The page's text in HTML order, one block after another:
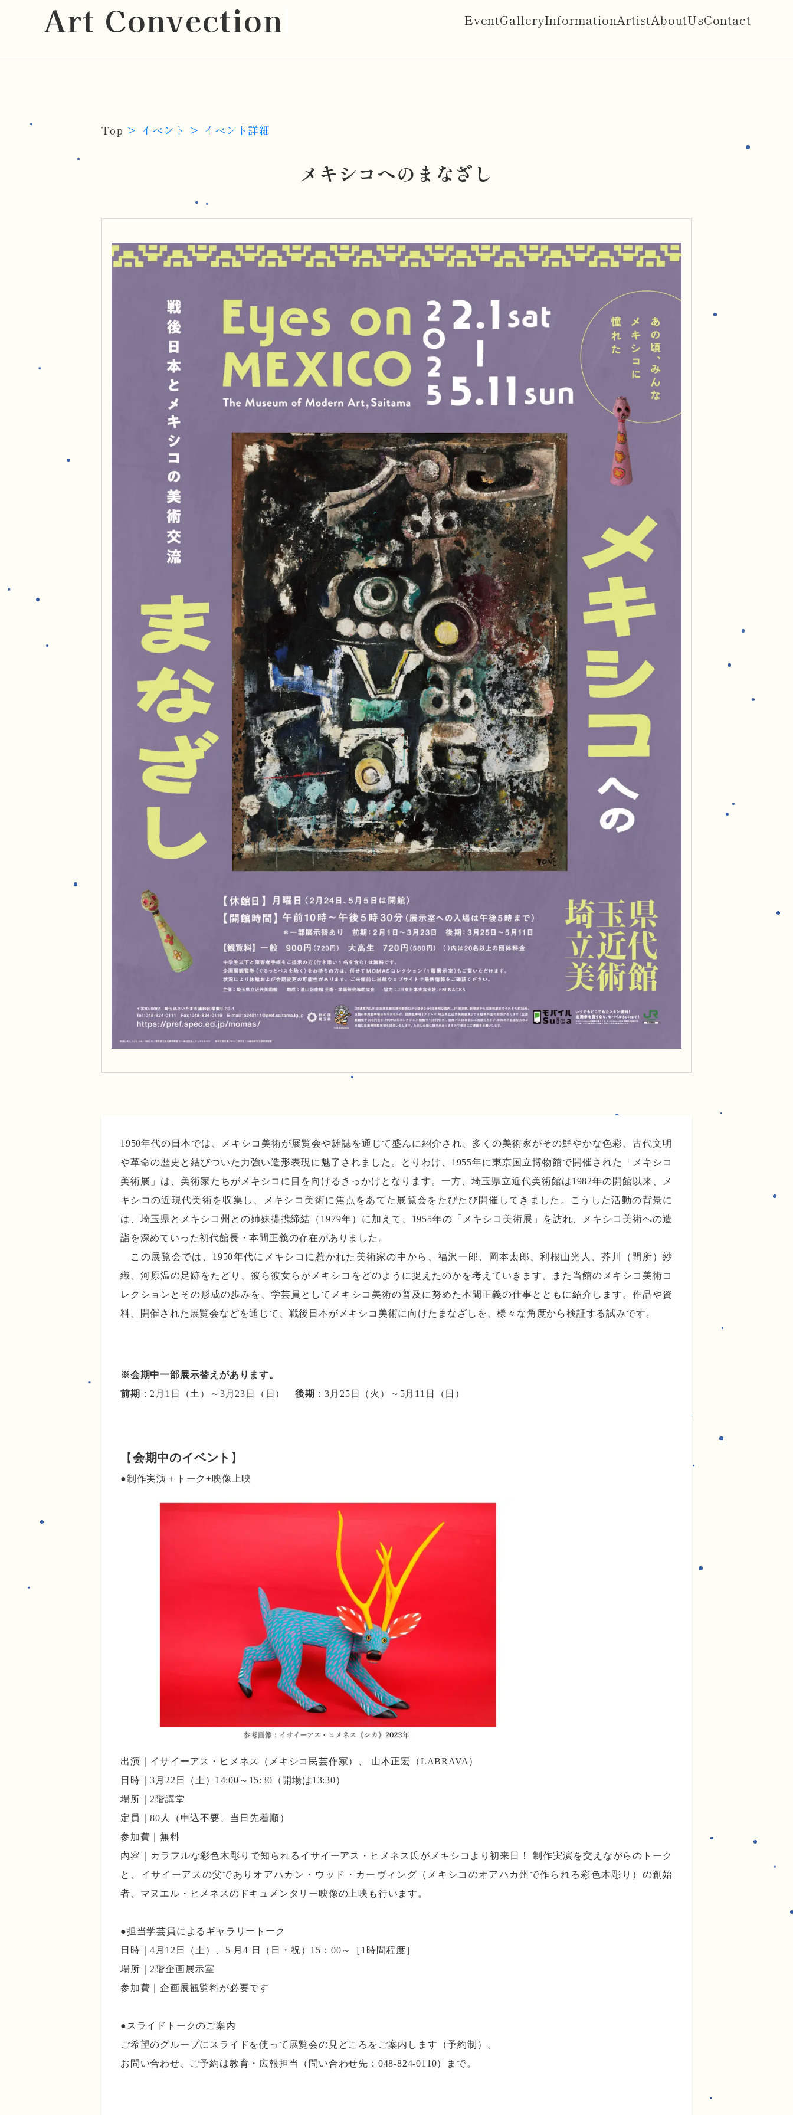
Art Convection EventGalleryInformationArtistAboutUsContact
Top イベント イベント詳細
メキシコへのまなざし
1950年代の日本では、メキシコ美術が展覧会や雑誌を通じて盛んに紹介され、多くの美術家がその鮮やかな色彩、古代文明
や革命の歴史と結びついた力強い造形表現に魅了されました。とりわけ、1955年に東京国立博物館で開催された「メキシコ
美術展」は、美術家たちがメキシコに目を向けるきっかけとなります。一方、埼玉県立近代美術館は1982年の開館以来、メ
キシコの近現代美術を収集し、メキシコ美術に焦点をあてた展覧会をたびたび開催してきました。こうした活動の背景に
は、埼玉県とメキシコ州との姉妹提携締結（1979年）に加えて、1955年の「メキシコ美術展」を訪れ、メキシコ美術への造
詣を深めていった初代館長・本間正義の存在がありました。
この展覧会では、1950年代にメキシコに惹かれた美術家の中から、福沢一郎、岡本太郎、利根山光人、芥川（間所）紗
織、河原温の足跡をたどり、彼ら彼女らがメキシコをどのように捉えたのかを考えていきます。また当館のメキシコ美術コ
レクションとその形成の歩みを、学芸員としてメキシコ美術の普及に努めた本間正義の仕事とともに紹介します。作品や資
料、開催された展覧会などを通じて、戦後日本がメキシコ美術に向けたまなざしを、様々な角度から検証する試みです。
※会期中一部展示替えがあります。
前期 ：2月1日（土）～3月23日（日）後期 ：3月25日（火）～5月11日（日）
【会期中のイベント 】
●制作実演＋トーク+映像上映
出演｜イサイーアス・ヒメネス（メキシコ民芸作家）、 山本正宏（LABRAVA）
日時｜3月22日（土）14:00～15:30（開場は13:30）
場所｜2階講堂
定員｜80人（申込不要、当日先着順）
参加費｜無料
内容｜カラフルな彩色木彫りで知られるイサイーアス・ヒメネス氏がメキシコより初来日！ 制作実演を交えながらのトーク
と、イサイーアスの父でありオアハカン・ウッド・カーヴィング（メキシコのオアハカ州で作られる彩色木彫り）の創始
者、マヌエル・ヒメネスのドキュメンタリー映像の上映も行います。
●担当学芸員によるギャラリートーク
日時｜4月12日（土）、5 月4 日（日・祝）15：00～［1時間程度］
場所｜2階企画展示室
参加費｜企画展観覧料が必要です
●スライドトークのご案内
ご希望のグループにスライドを使って展覧会の見どころをご案内します（予約制）。
お問い合わせ、ご予約は教育・広報担当（問い合わせ先： 048-824-0110）まで。